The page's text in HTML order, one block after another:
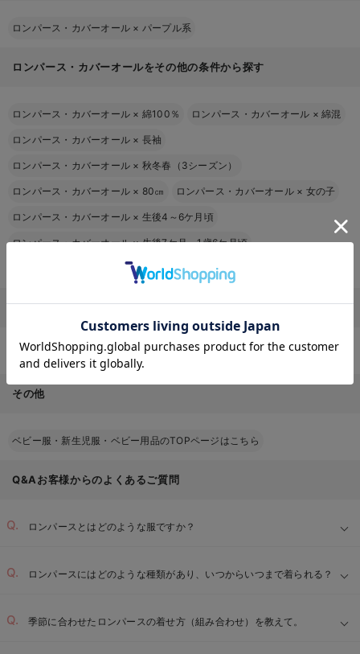
ロンパース・カバーオール × パープル系
ロンパース・カバーオールをその他の条件から探す
ロンパース・カバーオール × 綿100％ ロンパース・カバーオール ×綿混
ロンパース・カバーオール × 長袖
ロンパース・カバーオール × 秋冬春（3シーズン）
ロンパース・カバーオール × 80㎝ ロンパース・カバーオール × 女の子
ロンパース・カバーオール × 生後4～6ケ月頃
ロンパース・カバーオール ×生後7ケ月～1歳6ケ月頃
ロンパース・カバーオール ×横開き ロンパース・カバーオール
ロンパース・カバーオール 綿混のブランドページから探す
moc mof（モクモフ）
その他
ベビー服・新生児服・ベビー用品のTOPページはこちら
Q&Aお客様からのよくあるご質問
ロンパースとはどのような服ですか？
ロンパースにはどのような種類があり、いつからいつまで着られる？
季節に合わせたロンパースの着せ方（組み合わせ）を教えて。
お気に入り商品を確認する